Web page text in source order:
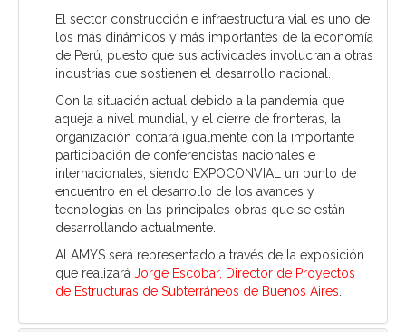
El sector construcción e infraestructura vial es uno de
los más dinámicos y más importantes de la economía
de Perú, puesto que sus actividades involucran a otras
industrias que sostienen el desarrollo nacional.
Con la situación actual debido a la pandemia que
aqueja a nivel mundial, y el cierre de fronteras, la
organización contará igualmente con la importante
participación de conferencistas nacionales e
internacionales, siendo EXPOCONVIAL un punto de
encuentro en el desarrollo de los avances y
tecnologías en las principales obras que se están
desarrollando actualmente.
ALAMYS será representado a través de la exposición
que realizará Jorge Escobar, Director de Proyectos
de Estructuras de Subterráneos de Buenos Aires